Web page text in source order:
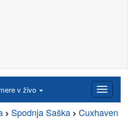
v živo
Spodnja Saška Cuxhaven